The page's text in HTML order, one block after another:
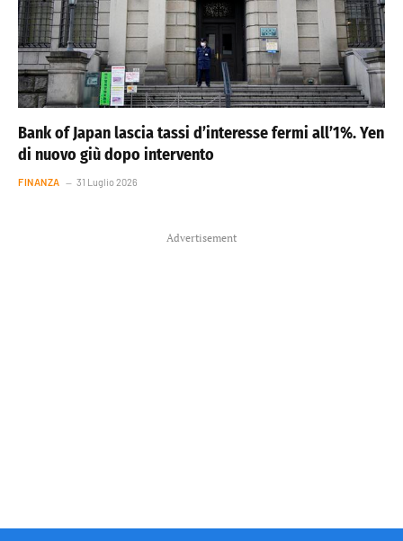
Bank of Japan lascia tassi d’interesse fermi all’1%. Yen
di nuovo giù dopo intervento
FINANZA 31 Luglio 2026
Advertisement